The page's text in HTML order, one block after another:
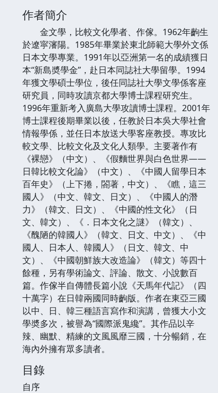
作者簡介
金文學，比較文化學者、作傢。1962年齣生
於遼寜瀋陽。1985年畢業於東北師範大學外文係
日本文學專業。1991年以亞洲第一名的成績獲日
本“新島奬學金”，赴日本同誌社大學留學。1994
年獲文學碩士學位，後任同誌社大學文學係客座
研究員，同時攻讀京都大學博士課程研究生。
1996年重新考入廣島大學攻讀博士課程。2001年
博士課程後期畢業以後，任教於日本吳大學社會
情報學係，並任日本放送大學客座教授。專攻比
較文學、比較文化及文化人類學。主要著作有
《裸戀》（中文）、《假麵世界與白色世界——
日韓比較文化論》（中文）、《中國人留學日本
百年史》（上下捲，閤著，中文）、《瞧，這三
國人》（中文、韓文、日文）、《中國人的潛
力》（韓文、日文）、《中國的性文化》（日
文、韓文）、《．日本文化之謎》（韓文）、
《醜陋的韓國人》（韓文、日文、中文）、《中
國人、日本人、韓國人》（日文、韓文、中
文）、《中國朝鮮族大改造論》（韓文）等四十
餘種，另有學術論文、評論、散文、小說數百
篇。作傢半自傳體長篇小說《天馬年代記》（四
十萬字）在日韓兩國同時齣版。作者在東亞三國
以中、日、韓三種語言寫作和演講，曾獲大小文
學奬多次，被譽為“國際派鬼纔”。其作品以辛
辣、幽默、精練的文風風靡三國，十分暢銷，在
海內外擁有眾多讀者。
目錄
自序